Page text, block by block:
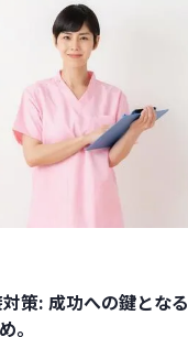
策: 成功への鍵となる
。